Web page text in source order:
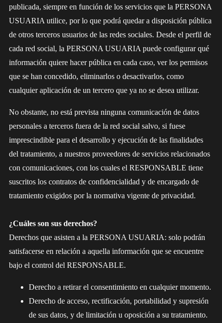
publicada, siempre en función de los servicios que la PERSONA
USUARIA utilice, por lo que podrá quedar a disposición pública
de otros terceros usuarios de las redes sociales. Desde el perfil de
cada red social, la PERSONA USUARIA puede configurar qué
información quiere hacer pública en cada caso, ver los permisos
que se han concedido, eliminarlos o desactivarlos, como
cualquier aplicación de un tercero que ya no se desea utilizar.
No obstante, no está prevista ninguna comunicación de datos
personales a terceros fuera de la red social salvo, si fuese
imprescindible para el desarrollo y ejecución de las finalidades
del tratamiento, a nuestros proveedores de servicios relacionados
con comunicaciones, con los cuales el RESPONSABLE tiene
suscritos los contratos de confidencialidad y de encargado de
tratamiento exigidos por la normativa vigente de privacidad.
¿Cuáles son sus derechos?
Derechos que asisten a la PERSONA USUARIA: solo podrán
satisfacerse en relación a aquella información que se encuentre
bajo el control del RESPONSABLE.
Derecho a retirar el consentimiento en cualquier momento.
Derecho de acceso, rectificación, portabilidad y supresión
de sus datos, y de limitación u oposición a su tratamiento.